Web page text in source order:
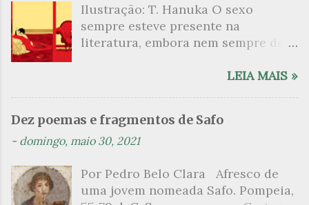
i
o
Ilustração: T. Hanuka O sexo
sempre esteve presente na
literatura, embora nem sempre de
que mergulharam em sua própria
psicanalítico e findaram por revelar
a partir dessa intimidade o lado
apresenta um conjunto de livros
nos quais os escritores se
LEIA MAIS »
Dez poemas e fragmentos de Safo
- domingo, maio 30, 2021
Por Pedro Belo Clara Afresco de
uma jovem nomeada Safo. Pompeia,